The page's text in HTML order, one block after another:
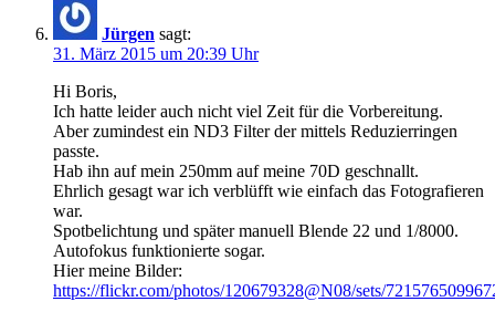
Jürgen sagt:
31. März 2015 um 20:39 Uhr
Hi Boris,
Ich hatte leider auch nicht viel Zeit für die Vorbereitung.
Aber zumindest ein ND3 Filter der mittels Reduzierringen
passte.
Hab ihn auf mein 250mm auf meine 70D geschnallt.
Ehrlich gesagt war ich verblüfft wie einfach das Fotografieren
war.
Spotbelichtung und später manuell Blende 22 und 1/8000.
Autofokus funktionierte sogar.
Hier meine Bilder:
https://flickr.com/photos/120679328@N08/sets/